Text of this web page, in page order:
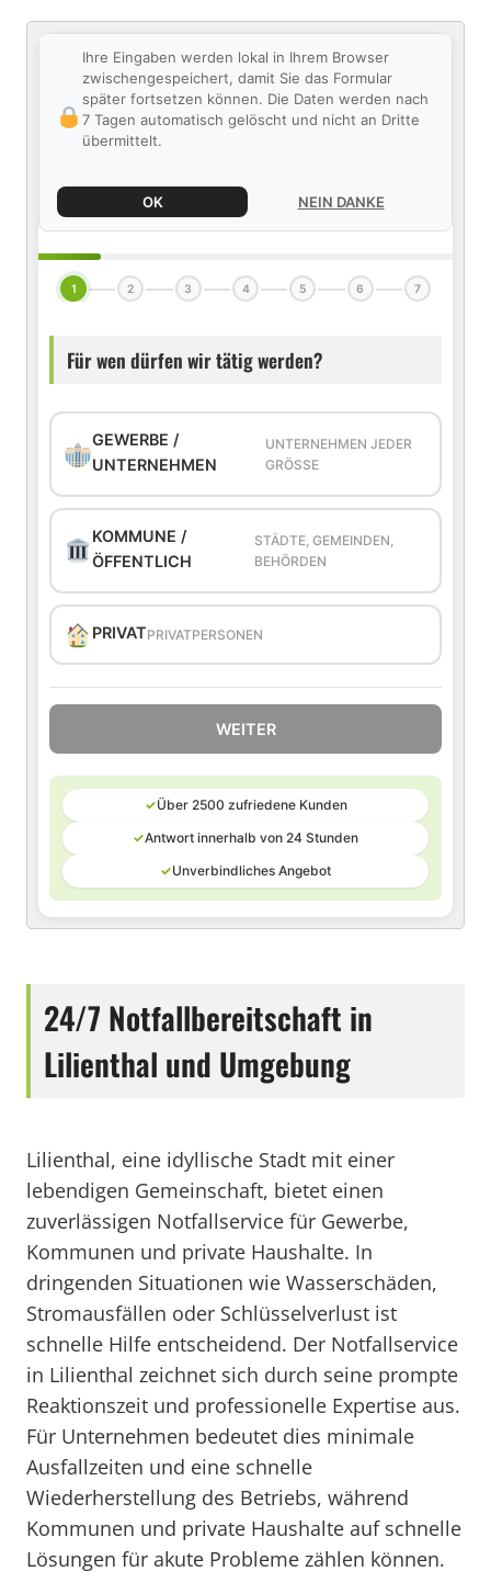
Ihre Eingaben werden lokal in Ihrem Browser
zwischengespeichert, damit Sie das Formular
später fortsetzen können. Die Daten werden nach
7 Tagen automatisch gelöscht und nicht an Dritte
übermittelt.
OK NEIN DANKE
1 2 3 4 5 6 7
Für wen dürfen wir tätig werden?
GEWERBE /
UNTERNEHMEN
UNTERNEHMEN JEDER
GRÖSSE
KOMMUNE /
ÖFFENTLICH
STÄDTE, GEMEINDEN,
BEHÖRDEN
PRIVATPRIVATPERSONEN
WEITER
✓Über 2500 zufriedene Kunden
✓Antwort innerhalb von 24 Stunden
✓Unverbindliches Angebot
24/7 Notfallbereitschaft in
Lilienthal und Umgebung
Lilienthal, eine idyllische Stadt mit einer
lebendigen Gemeinschaft, bietet einen
zuverlässigen Notfallservice für Gewerbe,
Kommunen und private Haushalte. In
dringenden Situationen wie Wasserschäden,
Stromausfällen oder Schlüsselverlust ist
schnelle Hilfe entscheidend. Der Notfallservice
in Lilienthal zeichnet sich durch seine prompte
Reaktionszeit und professionelle Expertise aus.
Für Unternehmen bedeutet dies minimale
Ausfallzeiten und eine schnelle
Wiederherstellung des Betriebs, während
Kommunen und private Haushalte auf schnelle
Lösungen für akute Probleme zählen können.